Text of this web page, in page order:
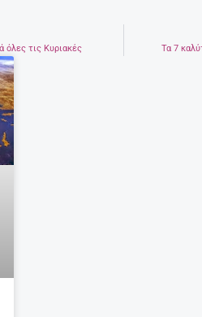
όλες τις Κυριακές Τα 7